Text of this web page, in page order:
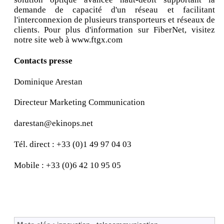
demande de capacité d'un réseau et facilitant
l'interconnexion de plusieurs transporteurs et réseaux de
clients. Pour plus d'information sur FiberNet, visitez
notre site web à www.ftgx.com
Contacts presse
Dominique Arestan
Directeur Marketing Communication
darestan@ekinops.net
Tél. direct : +33 (0)1 49 97 04 03
Mobile : +33 (0)6 42 10 95 05